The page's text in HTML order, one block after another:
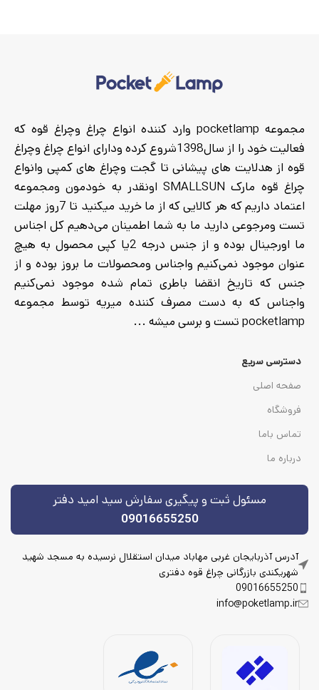
مجموعه pocketlamp وارد کننده انواع چراغ وچراغ قوه که
فعالیت خود را از سال1398شروع کرده ودارای انواع چراغ وچراغ
قوه از هدلایت های پیشانی تا گجت وچراغ های کمپی وانواع
چراغ قوه مارک SMALLSUN اونقدر به خودمون ومجموعه
اعتماد داریم که هر کالایی که از ما خرید میکنید تا 7روز مهلت
تست ومرجوعی دارید ما به شما اطمینان می‌دهیم کل اجناس
ما اورجینال بوده و از جنس درجه 2یا کپی محصول به هیچ
عنوان موجود نمی‌کنیم واجناس ومحصولات ما بروز بوده و از
جنس که تاریخ انقضا باطری تمام شده موجود نمی‌کنیم
واجناس که به دست مصرف کننده میریه توسط مجموعه
pocketlamp تست و برسی میشه ...
دسترسی سریع
صفحه اصلی
فروشگاه
تماس باما
درباره ما
مسئول ثبت و پیگیری سفارش سید امید دفتر
09016655250
آدرس آذربایجان غربی مهاباد میدان استقلال نرسیده به مسجد شهید
شهریکندی بازرگانی چراغ قوه دفتری
09016655250
info@poketlamp.ir